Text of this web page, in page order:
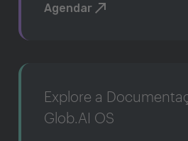
Agendar
Explore a
Glob.AI OS